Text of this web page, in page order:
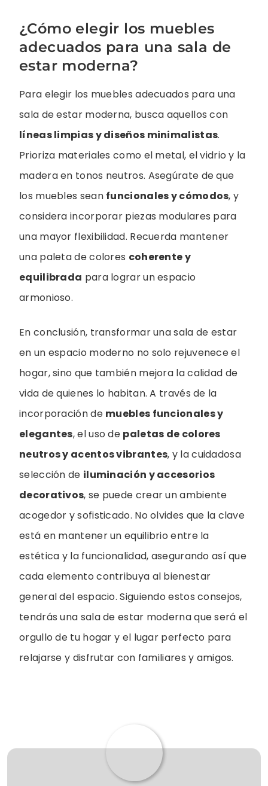
¿Cómo elegir los muebles
adecuados para una sala de
estar moderna?
Para elegir los muebles adecuados para una
sala de estar moderna, busca aquellos con
líneas limpias y diseños minimalistas.
Prioriza materiales como el metal, el vidrio y la
madera en tonos neutros. Asegúrate de que
los muebles sean funcionales y cómodos, y
considera incorporar piezas modulares para
una mayor flexibilidad. Recuerda mantener
una paleta de colores coherente y
equilibrada para lograr un espacio
armonioso.
En conclusión, transformar una sala de estar
en un espacio moderno no solo rejuvenece el
hogar, sino que también mejora la calidad de
vida de quienes lo habitan. A través de la
incorporación de muebles funcionales y
elegantes, el uso de paletas de colores
neutros y acentos vibrantes, y la cuidadosa
selección de iluminación y accesorios
decorativos, se puede crear un ambiente
acogedor y sofisticado. No olvides que la clave
está en mantener un equilibrio entre la
estética y la funcionalidad, asegurando así que
cada elemento contribuya al bienestar
general del espacio. Siguiendo estos consejos,
tendrás una sala de estar moderna que será el
orgullo de tu hogar y el lugar perfecto para
relajarse y disfrutar con familiares y amigos.